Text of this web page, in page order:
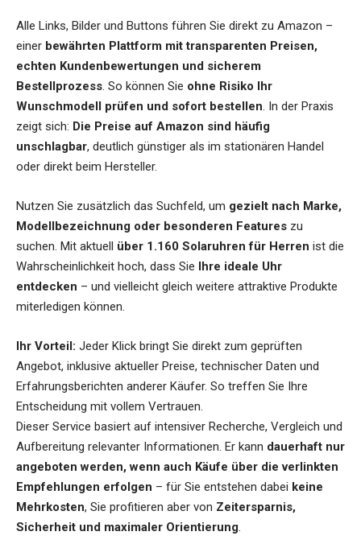
Alle Links, Bilder und Buttons führen Sie direkt zu Amazon –
einer bewährten Plattform mit transparenten Preisen,
echten Kundenbewertungen und sicherem
Bestellprozess. So können Sie ohne Risiko Ihr
Wunschmodell prüfen und sofort bestellen. In der Praxis
zeigt sich: Die Preise auf Amazon sind häufig
unschlagbar, deutlich günstiger als im stationären Handel
oder direkt beim Hersteller.
Nutzen Sie zusätzlich das Suchfeld, um gezielt nach Marke,
Modellbezeichnung oder besonderen Features zu
suchen. Mit aktuell über 1.160 Solaruhren für Herren ist die
Wahrscheinlichkeit hoch, dass Sie Ihre ideale Uhr
entdecken – und vielleicht gleich weitere attraktive Produkte
miterledigen können.
Ihr Vorteil: Jeder Klick bringt Sie direkt zum geprüften
Angebot, inklusive aktueller Preise, technischer Daten und
Erfahrungsberichten anderer Käufer. So treffen Sie Ihre
Entscheidung mit vollem Vertrauen.
Dieser Service basiert auf intensiver Recherche, Vergleich und
Aufbereitung relevanter Informationen. Er kann dauerhaft nur
angeboten werden, wenn auch Käufe über die verlinkten
Empfehlungen erfolgen – für Sie entstehen dabei keine
Mehrkosten, Sie profitieren aber von Zeitersparnis,
Sicherheit und maximaler Orientierung.